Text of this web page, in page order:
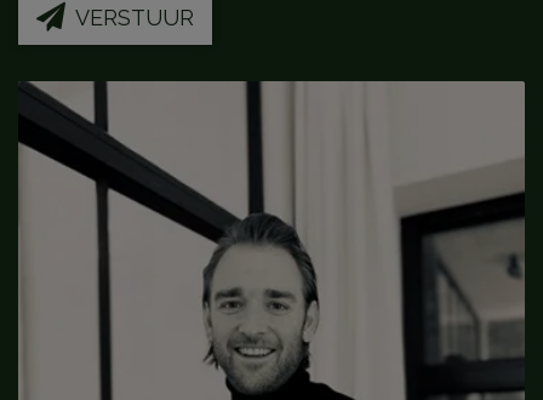
VERSTUUR